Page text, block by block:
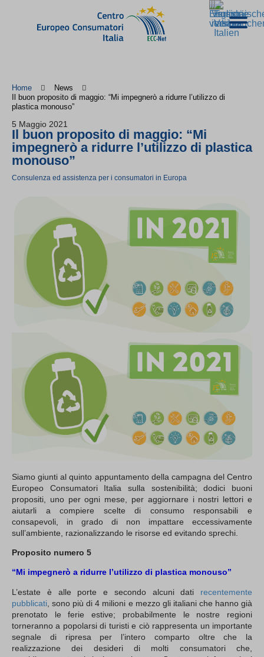
Home
News
Il buon proposito di maggio: “Mi impegnerò a ridurre l’utilizzo di
plastica monouso”
5 Maggio 2021
Il buon proposito di maggio: “Mi
impegnerò a ridurre l’utilizzo di plastica
monouso”
Consulenza ed assistenza per i consumatori in Europa
Siamo giunti al quinto appuntamento della campagna del Centro
Europeo Consumatori Italia sulla sostenibilità; dodici buoni
propositi, uno per ogni mese, per aggiornare i nostri lettori e
aiutarli a compiere scelte di consumo responsabili e
consapevoli, in grado di non impattare eccessivamente
sull’ambiente, razionalizzando le risorse ed evitando sprechi.
Proposito numero 5
“Mi impegnerò a ridurre l’utilizzo di plastica monouso”
L’estate è alle porte e secondo alcuni dati recentemente
pubblicati , sono più di 4 milioni e mezzo gli italiani che hanno già
prenotato le ferie estive; probabilmente le nostre regioni
torneranno a popolarsi di turisti e ciò rappresenta un importante
segnale di ripresa per l’intero comparto oltre che la
realizzazione dei desideri di molti consumatori che,